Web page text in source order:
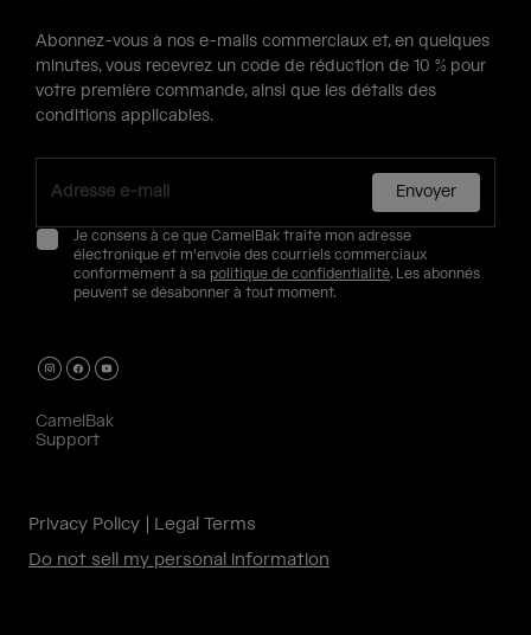
Abonnez-vous à nos e-mails commerciaux et, en quelques
minutes, vous recevrez un code de réduction de 10 % pour
votre première commande, ainsi que les détails des
conditions applicables.
Envoyer
Je consens à ce que CamelBak traite mon adresse
électronique et m'envoie des courriels commerciaux
conformément à sa politique de confidentialité. Les abonnés
peuvent se désabonner à tout moment.
CamelBak
Support
Privacy Policy
Legal Terms
Do not sell my personal information